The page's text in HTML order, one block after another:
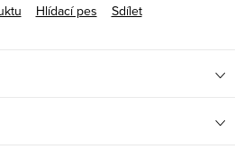
Hlídací pes Sdílet